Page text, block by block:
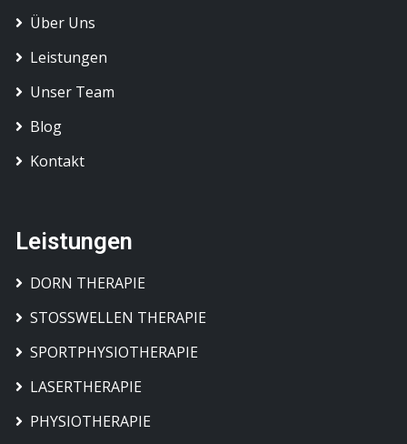
Über Uns
Leistungen
Unser Team
Blog
Kontakt
Leistungen
DORN THERAPIE
STOSSWELLEN THERAPIE
SPORTPHYSIOTHERAPIE
LASERTHERAPIE
PHYSIOTHERAPIE